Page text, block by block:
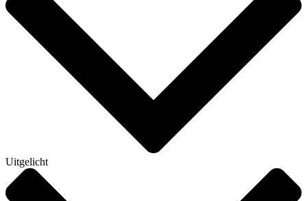
Uitgelicht